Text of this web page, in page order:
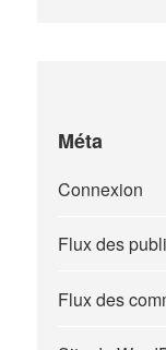
Méta
Connexion
Flux des
Flux des